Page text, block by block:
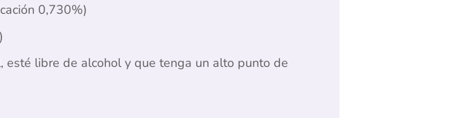
0,730%)
esté libre de alcohol y que tenga un alto punto de